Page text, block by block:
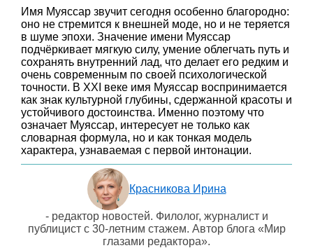
Имя Муяссар звучит сегодня особенно благородно:
оно не стремится к внешней моде, но и не теряется
в шуме эпохи. Значение имени Муяссар
подчёркивает мягкую силу, умение облегчать путь и
сохранять внутренний лад, что делает его редким и
очень современным по своей психологической
точности. В XXI веке имя Муяссар воспринимается
как знак культурной глубины, сдержанной красоты и
устойчивого достоинства. Именно поэтому что
означает Муяссар, интересует не только как
словарная формула, но и как тонкая модель
характера, узнаваемая с первой интонации.
Красникова Ирина
- редактор новостей. Филолог, журналист и
публицист с 30-летним стажем. Автор блога «Мир
глазами редактора».